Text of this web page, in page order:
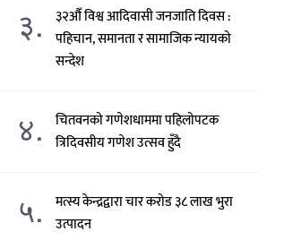
३.
३२औँ विश्व आदिवासी जनजाति दिवस :
पहिचान, समानता र सामाजिक न्यायको
सन्देश
४.
चितवनको गणेशधाममा पहिलोपटक
त्रिदिवसीय गणेश उत्सव हुँदै
५.
मत्स्य केन्द्रद्वारा चार करोड ३८ लाख भुरा
उत्पादन